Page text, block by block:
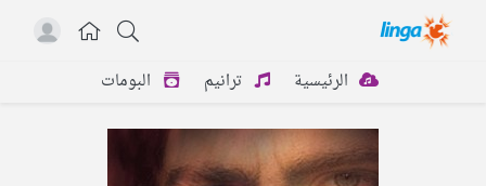
الرئيسية ترانيم البومات